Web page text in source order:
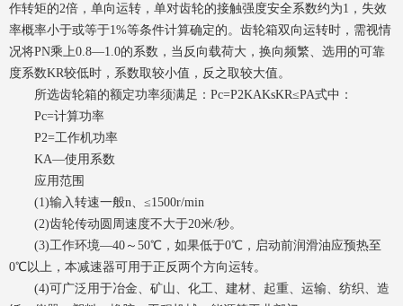
作转矩的2倍，单向运转，单对齿轮的接触强度安全系数约为1，失效
率概率小于或等于1%等条件计算确定的。齿轮箱双向运转时，需视情
况将PN乘上0.8—1.0的系数，当反向载荷大，换向频繁、选用的可靠
度系数KR较低时，系数取较小值，反之取较大值。
所选齿轮箱的额定功率须满足：Pc=P2KAKsKR≤PA式中：
Pc=计算功率
P2=工作机功率
KA—使用系数
应用范围
(1)输入转速一般n、≤1500r/min
(2)齿轮传动圆周速度不大于20米/秒。
(3)工作环境—40～50℃，如果低于0℃，启动前润滑油应预热至
0℃以上，本减速器可用于正反两个方向运转。
(4)可广泛用于冶金、矿山、化工、建材、起重、运输、纺织、造